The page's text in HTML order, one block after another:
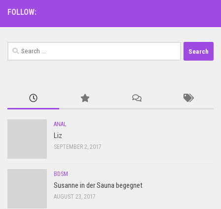
FOLLOW:
Search
for:
ANAL
Liz
SEPTEMBER 2, 2017
BDSM
Susanne in der Sauna begegnet
AUGUST 23, 2017